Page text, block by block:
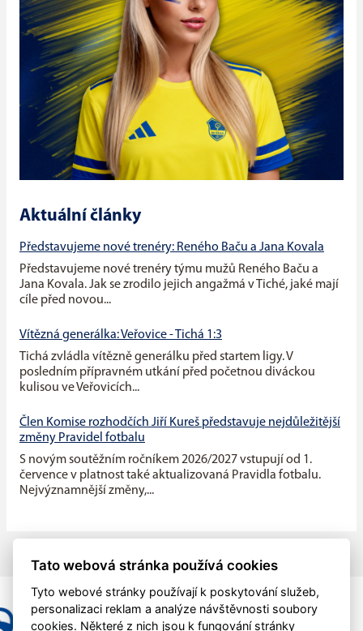
Aktuální články
Představujeme nové trenéry: Reného Baču a Jana Kovala
Představujeme nové trenéry týmu mužů Reného Baču a
Jana Kovala. Jak se zrodilo jejich angažmá v Tiché, jaké mají
cíle před novou...
Vítězná generálka: Veřovice - Tichá 1:3
Tichá zvládla vítězně generálku před startem ligy. V
posledním přípravném utkání před početnou diváckou
kulisou ve Veřovicích...
Člen Komise rozhodčích Jiří Kureš představuje nejdůležitější
změny Pravidel fotbalu
S novým soutěžním ročníkem 2026/2027 vstupují od 1.
července v platnost také aktualizovaná Pravidla fotbalu.
Nejvýznamnější změny,...
Tato webová stránka používá cookies
Tyto webové stránky používají k poskytování služeb,
personalizaci reklam a analýze návštěvnosti soubory
cookies. Některé z nich jsou k fungování stránky